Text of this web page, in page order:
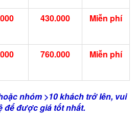
430.000 Miễn phí
760.000 Miễn phí
nhóm >10 khách trở lên, vui
để được giá tốt nhất.